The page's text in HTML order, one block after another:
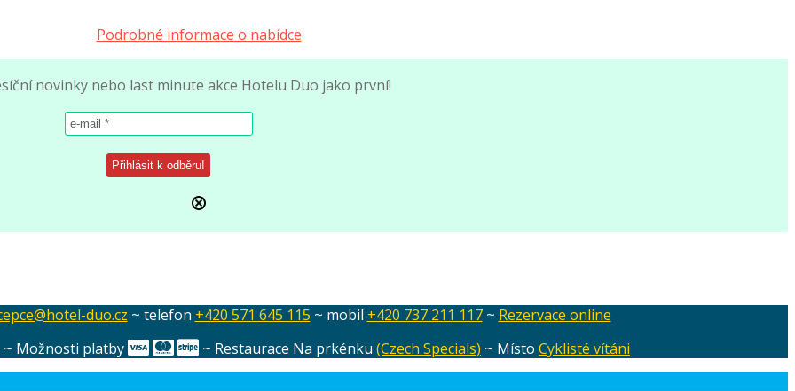
Podrobné informace o nabídce
novinky nebo last minute akce Hotelu Duo jako první!
duo.cz ~ telefon +420 571 645 115 ~ mobil +420 737 211 117~ Rezervace online
~ Možnosti platby ~ Restaurace Na prkénku (Czech Specials) ~ Místo Cyklisté vítáni